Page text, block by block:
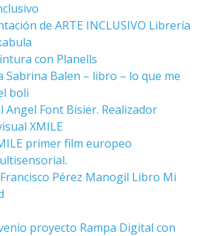
de ARTE INCLUSIVO Librería
con Planells
Sabrina Balen – libro – lo que me
boli
Angel Font Bisier. Realizador
XMILE
primer film europeo
Pérez Manogil Libro Mi
proyecto Rampa Digital con